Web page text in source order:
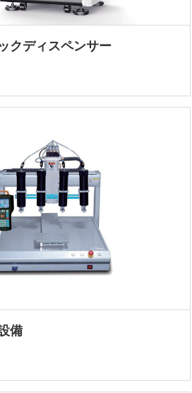
クディスペンサー
備